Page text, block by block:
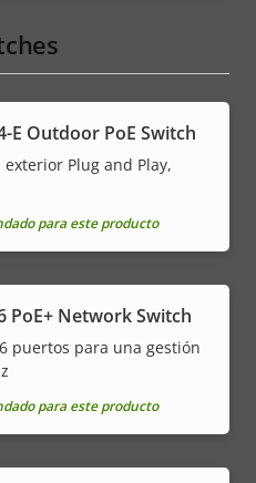
E Outdoor PoE Switch
Plug and Play,
para este producto
PoE+ Network Switch
puertos para una gestión
para este producto